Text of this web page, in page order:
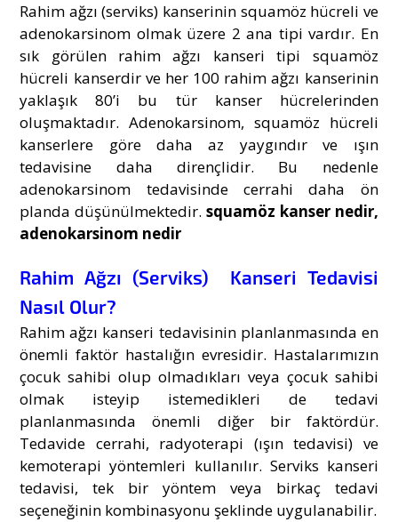
Rahim ağzı (serviks) kanserinin squamöz hücreli ve
adenokarsinom olmak üzere 2 ana tipi vardır. En
sık görülen rahim ağzı kanseri tipi squamöz
hücreli kanserdir ve her 100 rahim ağzı kanserinin
yaklaşık 80’i bu tür kanser hücrelerinden
oluşmaktadır. Adenokarsinom, squamöz hücreli
kanserlere göre daha az yaygındır ve ışın
tedavisine daha dirençlidir. Bu nedenle
adenokarsinom tedavisinde cerrahi daha ön
planda düşünülmektedir. squamöz kanser nedir,
adenokarsinom nedir
Rahim Ağzı (Serviks) Kanseri Tedavisi
Nasıl Olur?
Rahim ağzı kanseri tedavisinin planlanmasında en
önemli faktör hastalığın evresidir. Hastalarımızın
çocuk sahibi olup olmadıkları veya çocuk sahibi
olmak isteyip istemedikleri de tedavi
planlanmasında önemli diğer bir faktördür.
Tedavide cerrahi, radyoterapi (ışın tedavisi) ve
kemoterapi yöntemleri kullanılır. Serviks kanseri
tedavisi, tek bir yöntem veya birkaç tedavi
seçeneğinin kombinasyonu şeklinde uygulanabilir.